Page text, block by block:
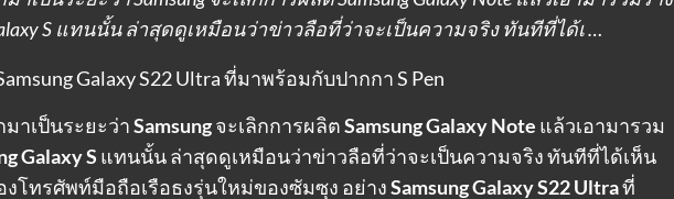
S แทนนั้น ล่าสุดดูเหมือนว่าข่าวลือที่ว่าจะเป็นความจริง ทันทีที่ได้เ …
าเป็นระยะว่าSamsungจะเลิกการผลิตSamsung Galaxy Note แล้วเอามารวม
Galaxy S แทนนั้น ล่าสุดดูเหมือนว่าข่าวลือที่ว่าจะเป็นความจริง ทันทีที่ได้เห็น
โทรศัพท์มือถือเรือธงรุ่นใหม่ของซัมซุง อย่างSamsung Galaxy S22 Ultraที่